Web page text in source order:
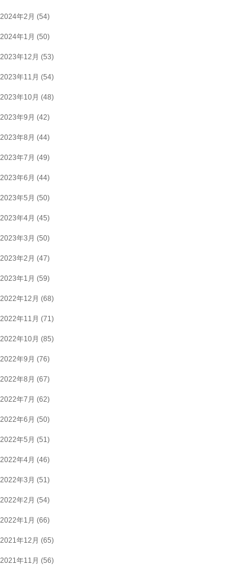
2024年2月 (54)
2024年1月 (50)
2023年12月 (53)
2023年11月 (54)
2023年10月 (48)
2023年9月 (42)
2023年8月 (44)
2023年7月 (49)
2023年6月 (44)
2023年5月 (50)
2023年4月 (45)
2023年3月 (50)
2023年2月 (47)
2023年1月 (59)
2022年12月 (68)
2022年11月 (71)
2022年10月 (85)
2022年9月 (76)
2022年8月 (67)
2022年7月 (62)
2022年6月 (50)
2022年5月 (51)
2022年4月 (46)
2022年3月 (51)
2022年2月 (54)
2022年1月 (66)
2021年12月 (65)
2021年11月 (56)